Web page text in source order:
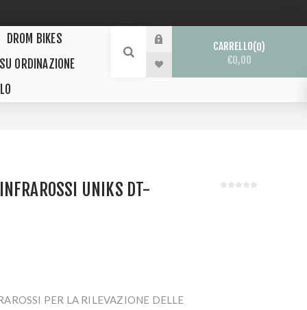
DROM BIKES
ORDINAZIONE
CARRELLO 0
€0,00
UNIKS DT-
PER LA RILEVAZIONE DELLE